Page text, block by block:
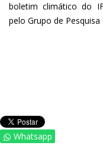
boletim climático do
pelo Grupo de
Whatsapp